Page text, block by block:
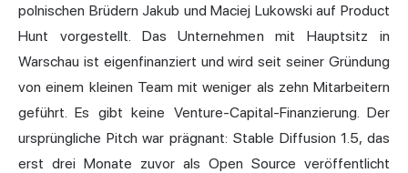
polnischen Brüdern Jakub und Maciej Lukowski auf Product
Hunt vorgestellt. Das Unternehmen mit Hauptsitz in
Warschau ist eigenfinanziert und wird seit seiner Gründung
von einem kleinen Team mit weniger als zehn Mitarbeitern
geführt. Es gibt keine Venture-Capital-Finanzierung. Der
ursprüngliche Pitch war prägnant: Stable Diffusion 1.5, das
erst drei Monate zuvor als Open Source veröffentlicht